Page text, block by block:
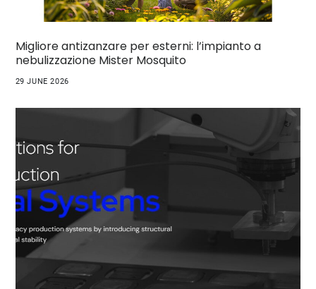
Migliore antizanzare per esterni: l’impianto a
nebulizzazione Mister Mosquito
29 JUNE 2026